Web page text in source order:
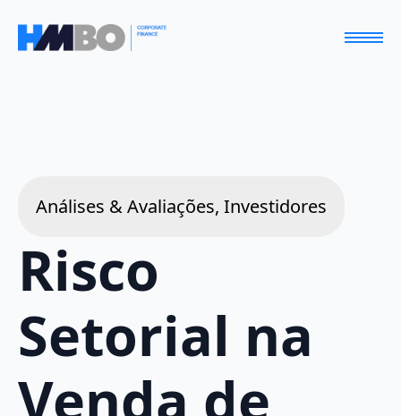
Análises & Avaliações, Investidores
Risco
Setorial na
Venda de